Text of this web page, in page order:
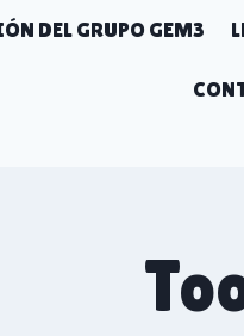
DEL GRUPO GEM3